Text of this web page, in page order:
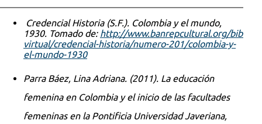
Credencial Historia (S.F.). Colombia y el mundo,
1930. Tomado de: http://www.banrepcultural.org/
virtual/credencial-historia/numero-201/colombia-y-
el-mundo-1930
Parra Báez, Lina Adriana. (2011). La educación
femenina en Colombia y el inicio de las facultades
femeninas en la Pontificia Universidad Javeriana,